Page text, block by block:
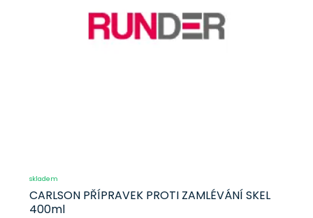
skladem
CARLSON PŘÍPRAVEK PROTI ZAMLÉVÁNÍ SKEL
400ml